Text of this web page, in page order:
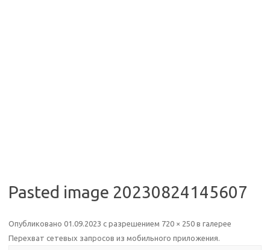
Pasted image 20230824145607
Опубликовано 01.09.2023 с разрешением 720 × 250 в галерее
Перехват сетевых запросов из мобильного приложения.